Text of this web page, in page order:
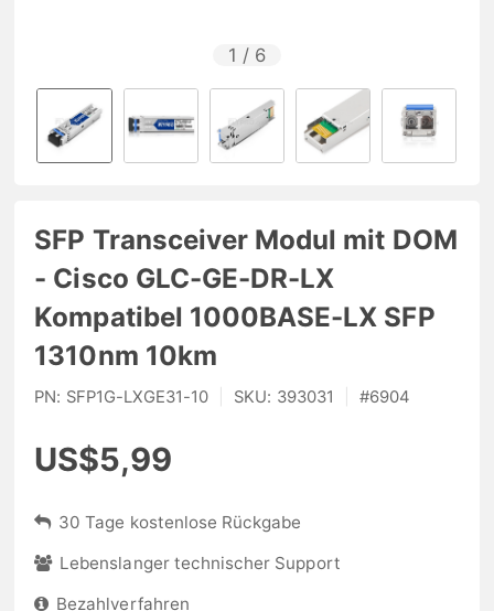
1 / 6
SFP Transceiver Modul mit DOM
- Cisco GLC-GE-DR-LX
Kompatibel 1000BASE-LX SFP
1310nm 10km
PN: SFP1G-LXGE31-10 SKU: 393031 #6904
US$5,99
30 Tage kostenlose Rückgabe
Lebenslanger technischer Support
Bezahlverfahren